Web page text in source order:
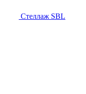
Стеллаж SBL